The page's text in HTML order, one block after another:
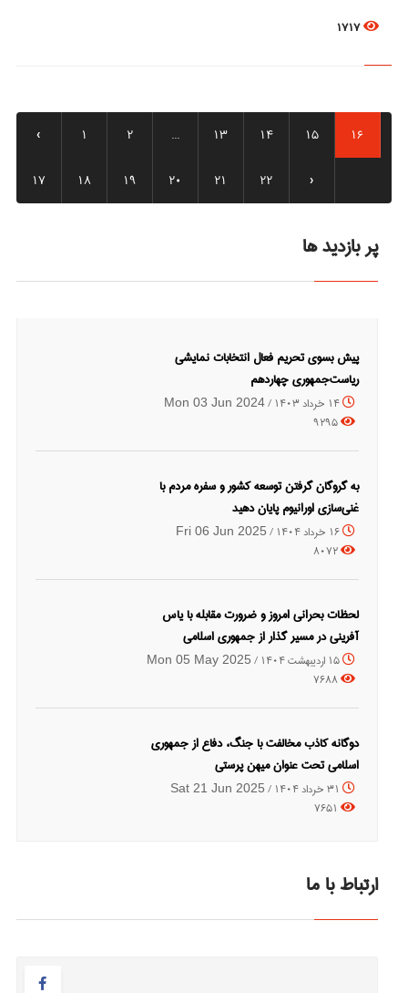
1717
‹ 1 2 ... 13 14 15 16
17 18 19 20 21 22 ›
پر بازدید ها
پیش بسوی تحریم فعال انتخابات نمایشی
ریاست‌جمهوری چهاردهم
14 خرداد 1403 / Mon 03 Jun 2024
9295
به گروگان گرفتن توسعه کشور و سفره مردم با
غنی‌سازی اورانیوم پایان دهید
16 خرداد 1404 / Fri 06 Jun 2025
8072
لحظات بحرانی امروز و ضرورت مقابله با یاس
آفرینی در مسیر گذار از جمهوری اسلامی
15 اردیبهشت 1404 / Mon 05 May 2025
7688
دوگانه کاذب مخالفت با جنگ،‌ دفاع از جمهوری
اسلامی تحت عنوان میهن پرستی
31 خرداد 1404 / Sat 21 Jun 2025
7651
ارتباط با ما